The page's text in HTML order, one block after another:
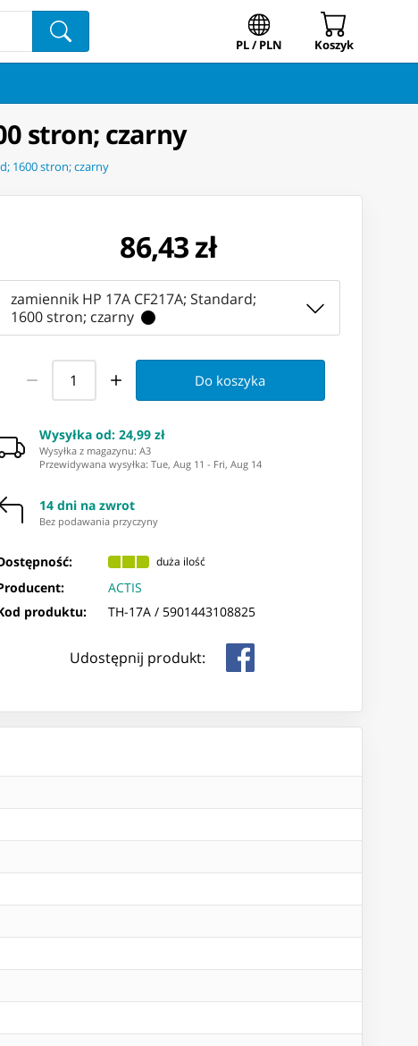
PL / PLN Koszyk
stron; czarny
1600 stron; czarny
86,43 zł
zamiennik HP 17A CF217A; Standard;
1600 stron; czarny
Do koszyka
Wysyłka od:24,99 zł
Wysyłka z magazynu: ⁨A3⁩
Przewidywana wysyłka: Tue, Aug 11 - Fri, Aug 14
14 dni na zwrot
Bez podawania przyczyny
duża ilość
ACTIS
produktu:
TH-17A / 5901443108825
Udostępnij produkt: